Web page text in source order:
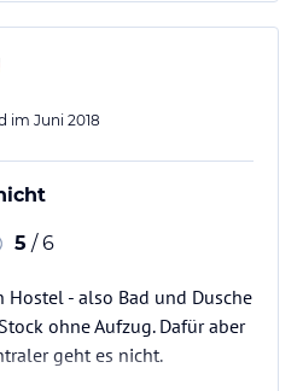
im Juni 2018
5 / 6
Hostel - also Bad und Dusche
ohne Aufzug. Dafür aber
geht es nicht.